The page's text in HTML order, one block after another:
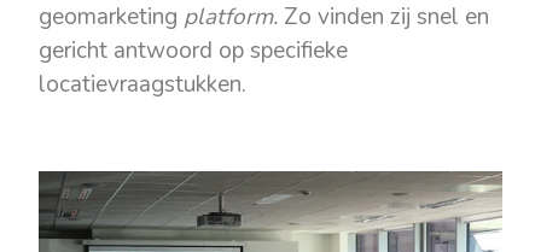
geomarketing platform. Zo vinden zij snel en
gericht antwoord op specifieke
locatievraagstukken.